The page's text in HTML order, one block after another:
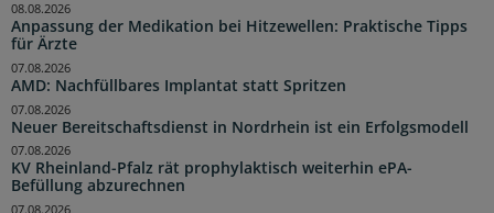
Anpassung der Medikation bei Hitzewellen: Praktische Tipps
für Ärzte
08.08.2026
AMD: Nachfüllbares Implantat statt Spritzen
07.08.2026
Neuer Bereitschaftsdienst in Nordrhein ist ein Erfolgsmodell
07.08.2026
KV Rheinland-Pfalz rät prophylaktisch weiterhin ePA-
Befüllung abzurechnen
07.08.2026
07.08.2026